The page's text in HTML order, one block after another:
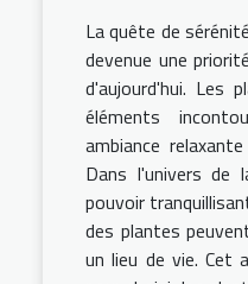
La quête de
devenue une
d'aujourd'hui. Les
éléments
ambiance
Dans l'univers de
pouvoir
des plantes
un lieu de vie. Cet